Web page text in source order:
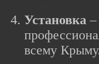
Установка –
всему